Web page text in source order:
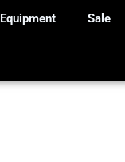
Equipment Sale